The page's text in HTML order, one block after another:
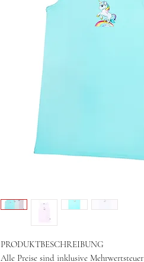
PRODUKTBESCHREIBUNG
Alle Preise sind inklusive Mehrwertsteuer